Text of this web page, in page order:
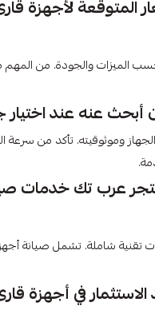
المتوقعة لأجهزة
الميزات والجودة. من المهم
عنه عند اختيار
وموثوقيته. تأكد من سرعة
عرب تك خدمات
شاملة. تشمل صيانة
في أجهزة